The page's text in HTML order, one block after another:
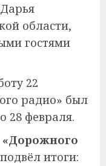
области,
гостями
22
радио» был
28 февраля.
подвёл итоги: